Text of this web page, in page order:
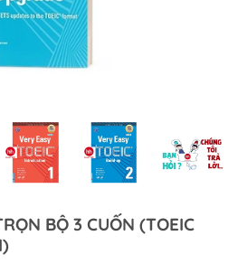
BỘ 3 CUỐN (TOEIC